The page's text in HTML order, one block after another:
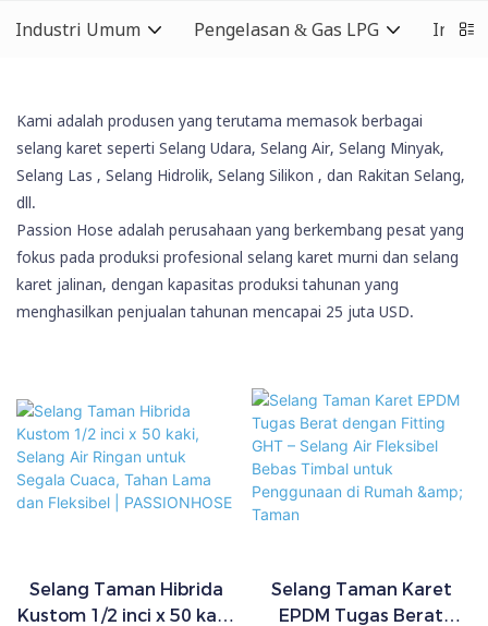
Industri Umum Pengelasan & Gas LPG
Kami adalah produsen yang terutama memasok berbagai
selang karet seperti Selang Udara, Selang Air, Selang Minyak,
Selang Las , Selang Hidrolik, Selang Silikon , dan Rakitan Selang,
dll.
Passion Hose adalah perusahaan yang berkembang pesat yang
fokus pada produksi profesional selang karet murni dan selang
karet jalinan, dengan kapasitas produksi tahunan yang
menghasilkan penjualan tahunan mencapai 25 juta USD.
Selang Taman Hibrida
Kustom 1/2 inci x 50 kaki,
Selang Taman Karet
EPDM Tugas Berat